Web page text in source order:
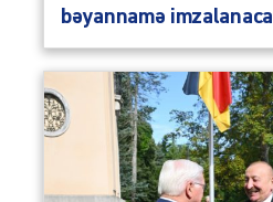
bəyannamə